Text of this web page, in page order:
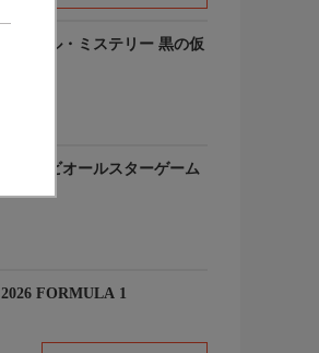
ルーヴル・ミステリー 黒の仮
マイナビオールスターゲーム
2026
2026 FORMULA 1